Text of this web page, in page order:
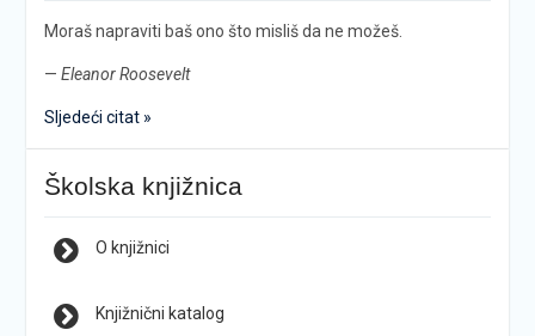
Moraš napraviti baš ono što misliš da ne možeš.
— Eleanor Roosevelt
Sljedeći citat »
Školska knjižnica
O knjižnici
Knjižnični katalog